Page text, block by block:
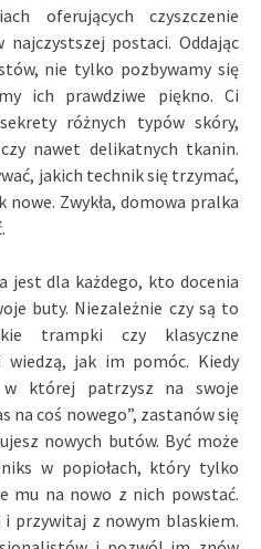
oferujących czyszczenie
postaci. Oddając
nie tylko pozbywamy się
ich prawdziwe piękno. Ci
różnych typów skóry,
nawet delikatnych tkanin.
jakich technik się trzymać,
nowe. Zwykła, domowa pralka
jest dla każdego, kto docenia
buty. Niezależnie czy są to
trampki czy klasyczne
wiedzą, jak im pomóc. Kiedy
której patrzysz na swoje
na coś nowego”, zastanów się
nowych butów. Być może
w popiołach, który tylko
mu na nowo z nich powstać.
i przywitaj z nowym blaskiem.